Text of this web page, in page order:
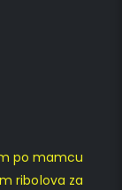
po mamcu
ribolova za